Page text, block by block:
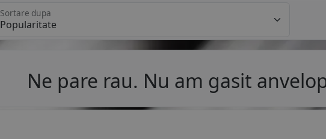
Sortare dupa
Ne pare rau. Nu am gasit